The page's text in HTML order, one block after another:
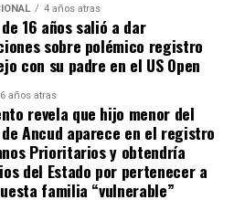
inmueble construido
estar cerrado, tiene que
a los servicios básicos,
luz eléctrica y tener
por más de 5 años,
el consejero de la
Francisco Cárcamo había
4 años atras
16 años salió a dar
sobre polémico registro
con su padre en el US Open
6 años atras
revela que hijo menor del
Ancud aparece en el registro
Prioritarios y obtendría
del Estado por pertenecer a
familia “vulnerable”